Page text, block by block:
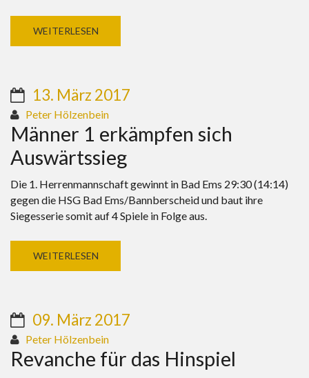
WEITERLESEN
13. März 2017
Peter Hölzenbein
Männer 1 erkämpfen sich
Auswärtssieg
Die 1. Herrenmannschaft gewinnt in Bad Ems 29:30 (14:14)
gegen die HSG Bad Ems/Bannberscheid und baut ihre
Siegesserie somit auf 4 Spiele in Folge aus.
WEITERLESEN
09. März 2017
Peter Hölzenbein
Revanche für das Hinspiel